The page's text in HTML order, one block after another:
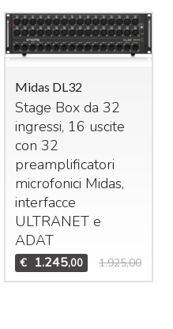
Midas DL32
Stage Box da 32
ingressi, 16 uscite
con 32
preamplificatori
microfonici Midas,
interfacce
ULTRANETe
ADAT
€ 1.245,00 1.925,00